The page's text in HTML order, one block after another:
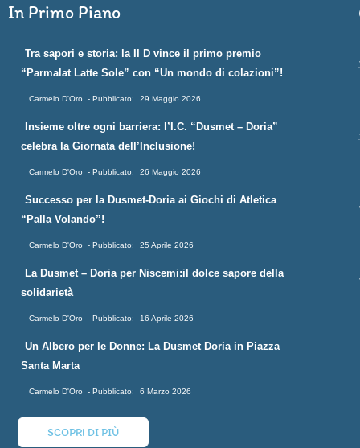
In Primo Piano
Tra sapori e storia: la II D vince il primo premio
“Parmalat Latte Sole” con “Un mondo di colazioni”!
Carmelo D'Oro 29 Maggio 2026
Insieme oltre ogni barriera: l’I.C. “Dusmet – Doria”
celebra la Giornata dell’Inclusione!
Carmelo D'Oro 26 Maggio 2026
Successo per la Dusmet-Doria ai Giochi di Atletica
“Palla Volando”!
Carmelo D'Oro 25 Aprile 2026
La Dusmet – Doria per Niscemi:il dolce sapore della
solidarietà
Carmelo D'Oro 16 Aprile 2026
Un Albero per le Donne: La Dusmet Doria in Piazza
Santa Marta
Carmelo D'Oro 6 Marzo 2026
SCOPRI DI PIÙ